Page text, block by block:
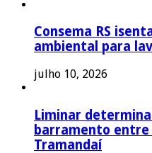
Consema RS
ambiental para
julho 10, 2026
Liminar
barramento entre
Tramandaí